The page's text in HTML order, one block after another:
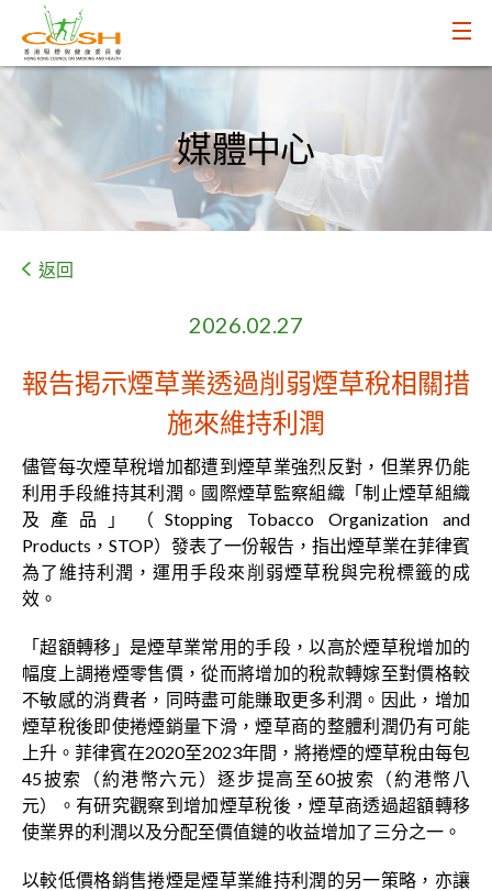
媒體中心
返回
2026.02.27
報告掲示煙草業透過削弱煙草稅相關措
施來維持利潤
儘管每次煙草稅增加都遭到煙草業強烈反對，但業界仍能
利用手段維持其利潤。國際煙草監察組織「制止煙草組織
及產品」（Stopping Tobacco Organization and
Products，STOP）發表了一份報告，指出煙草業在菲律賓
為了維持利潤，運用手段來削弱煙草稅與完稅標籤的成
效。
「超額轉移」是煙草業常用的手段，以高於煙草稅增加的
幅度上調捲煙零售價，從而將增加的稅款轉嫁至對價格較
不敏感的消費者，同時盡可能賺取更多利潤。因此，增加
煙草稅後即使捲煙銷量下滑，煙草商的整體利潤仍有可能
上升。菲律賓在2020至2023年間，將捲煙的煙草稅由每包
45披索（約港幣六元）逐步提高至60披索（約港幣八
元）。有研究觀察到增加煙草稅後，煙草商透過超額轉移
使業界的利潤以及分配至價值鏈的收益增加了三分之一。
以較低價格銷售捲煙是煙草業維持利潤的另一策略，亦讓